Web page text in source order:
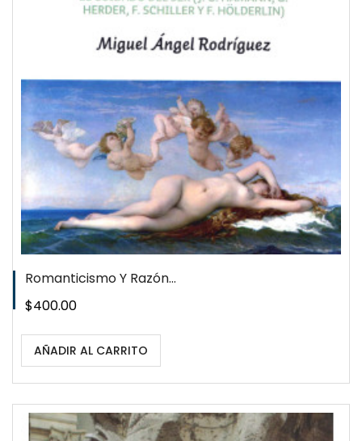
Romanticismo Y Razón...
Precio
$400.00
AÑADIR AL CARRITO